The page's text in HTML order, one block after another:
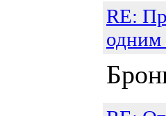
RE:
одним